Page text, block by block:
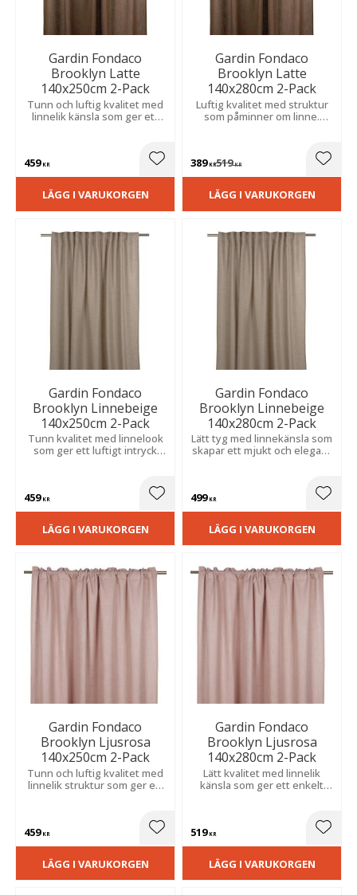
Gardin Fondaco
Brooklyn Latte
140x250cm 2-Pack
Tunn och luftig kvalitet med
linnelik känsla som ger ett
459KR Lägg till i favoriter
LÄGG I VARUKORGEN
Gardin Fondaco
Brooklyn Latte
140x280cm 2-Pack
Luftig kvalitet med struktur
som påminner om linne.
389KR519KR
LÄGG I VARUKORGEN
Gardin Fondaco
Brooklyn Linnebeige
140x250cm 2-Pack
Tunn kvalitet med linnelook
som ger ett luftigt intryck
459KR Lägg till i favoriter
LÄGG I VARUKORGEN
Gardin Fondaco
Brooklyn Linnebeige
140x280cm 2-Pack
Lätt tyg med linnekänsla som
skapar ett mjukt och elegant
499KR
LÄGG I VARUKORGEN
Gardin Fondaco
Brooklyn Ljusrosa
140x250cm 2-Pack
Tunn och luftig kvalitet med
linnelik struktur som ger ett
459KR Lägg till i favoriter
LÄGG I VARUKORGEN
Gardin Fondaco
Brooklyn Ljusrosa
140x280cm 2-Pack
Lätt kvalitet med linnelik
känsla som ger ett enkelt
519KR
LÄGG I VARUKORGEN